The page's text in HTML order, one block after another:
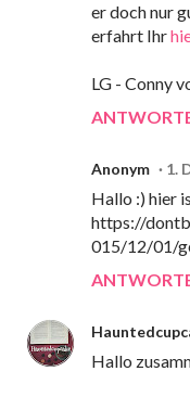
er doch nur
erfahrt Ihr
LG - Conny
Anonym 1.
Hallo :) hier
https://
015/12/01/
Hallo